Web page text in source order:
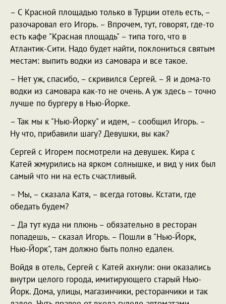
– С Красной площадью только в Турции отель есть, –
разочаровал его Игорь. – Впрочем, тут, говорят, где-то
есть кафе "Красная площадь" – типа того, что в
Атлантик-Сити. Надо будет найти, поклониться святым
местам: выпить водки из самовара и все такое.
– Нет уж, спасибо, – скривился Сергей. – Я и дома-то
водки из самовара как-то не очень. А уж здесь – точно
лучше по бургеру в Нью-Йорке.
– Так мы к "Нью-Йорку" и идем, – сообщил Игорь. –
Ну что, прибавили шагу? Девушки, вы как?
Сергей с Игорем посмотрели на девушек. Кира с
Катей жмурились на ярком солнышке, и вид у них был
самый что ни на есть счастливый.
– Мы, – сказала Катя, – всегда готовы. Кстати, где
обедать будем?
– Да тут куда ни плюнь – обязательно в ресторан
попадешь, – сказал Игорь. – Пошли в "Нью-Йорк,
Нью-Йорк", там должно быть полно едален.
Войдя в отель, Сергей с Катей ахнули: они оказались
внутри целого города, имитирующего старый Нью-
Йорк. Дома, улицы, магазинчики, ресторанчики и так